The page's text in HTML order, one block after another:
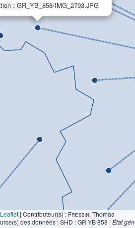
: GR_YB_858/IMG_2793.JPG
| Contributeur(s) : Fressin, Thomas
des données : SHD : GR YB 858 :État